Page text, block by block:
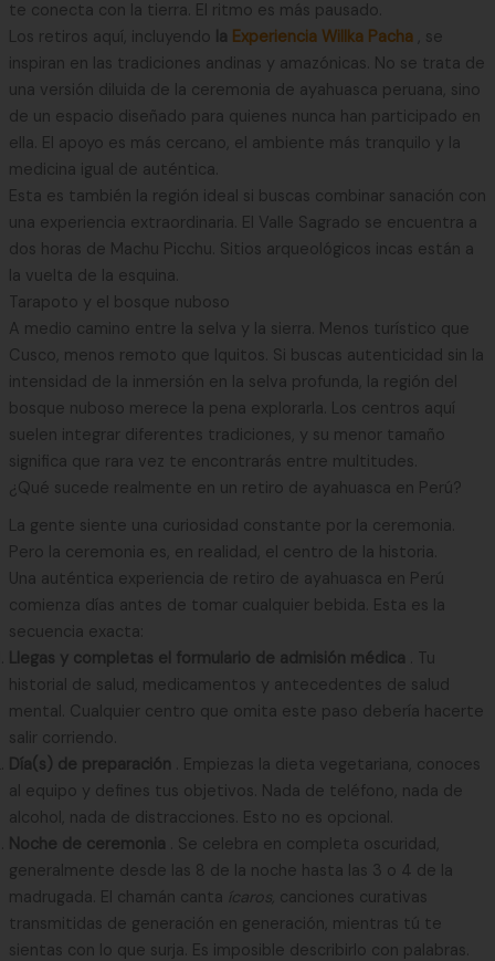
te conecta con la tierra. El ritmo es más pausado.
Los retiros aquí, incluyendo la Experiencia Willka Pacha
, se
inspiran en las tradiciones andinas y amazónicas. No se trata de
una versión diluida de la ceremonia de ayahuasca peruana, sino
de un espacio diseñado para quienes nunca han participado en
ella. El apoyo es más cercano, el ambiente más tranquilo y la
medicina igual de auténtica.
Esta es también la región ideal si buscas combinar sanación con
una experiencia extraordinaria. El Valle Sagrado se encuentra a
dos horas de Machu Picchu. Sitios arqueológicos incas están a
la vuelta de la esquina.
Tarapoto y el bosque nuboso
A medio camino entre la selva y la sierra. Menos turístico que
Cusco, menos remoto que Iquitos. Si buscas autenticidad sin la
intensidad de la inmersión en la selva profunda, la región del
bosque nuboso merece la pena explorarla. Los centros aquí
suelen integrar diferentes tradiciones, y su menor tamaño
significa que rara vez te encontrarás entre multitudes.
¿Qué sucede realmente en un retiro de ayahuasca en Perú?
La gente siente una curiosidad constante por la ceremonia.
Pero la ceremonia es, en realidad, el centro de la historia.
Una auténtica experiencia de retiro de ayahuasca en Perú
comienza días antes de tomar cualquier bebida. Esta es la
secuencia exacta:
Llegas y completas el formulario de admisión médica
. Tu
historial de salud, medicamentos y antecedentes de salud
mental. Cualquier centro que omita este paso debería hacerte
salir corriendo.
Día(s) de preparación
. Empiezas la dieta vegetariana, conoces
al equipo y defines tus objetivos. Nada de teléfono, nada de
alcohol, nada de distracciones. Esto no es opcional.
Noche de ceremonia
. Se celebra en completa oscuridad,
generalmente desde las 8 de la noche hasta las 3 o 4 de la
madrugada. El chamán canta ícaros, canciones curativas
transmitidas de generación en generación, mientras tú te
sientas con lo que surja. Es imposible describirlo con palabras.